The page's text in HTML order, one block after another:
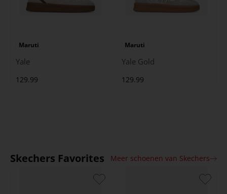
Maruti
Yale
129.99
Maruti
Yale Gold
129.99
Skechers Favorites Meer schoenen van Skechers